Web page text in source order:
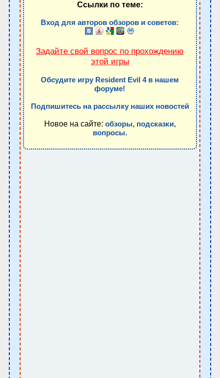
Ссылки по теме:
Вход для авторов обзоров и советов:
Задайте свой вопрос по прохождению
этой игры
Обсудите игру Resident Evil 4 в нашем
форуме!
Подпишитесь на рассылку наших новостей
Новое на сайте: обзоры, подсказки,
вопросы.